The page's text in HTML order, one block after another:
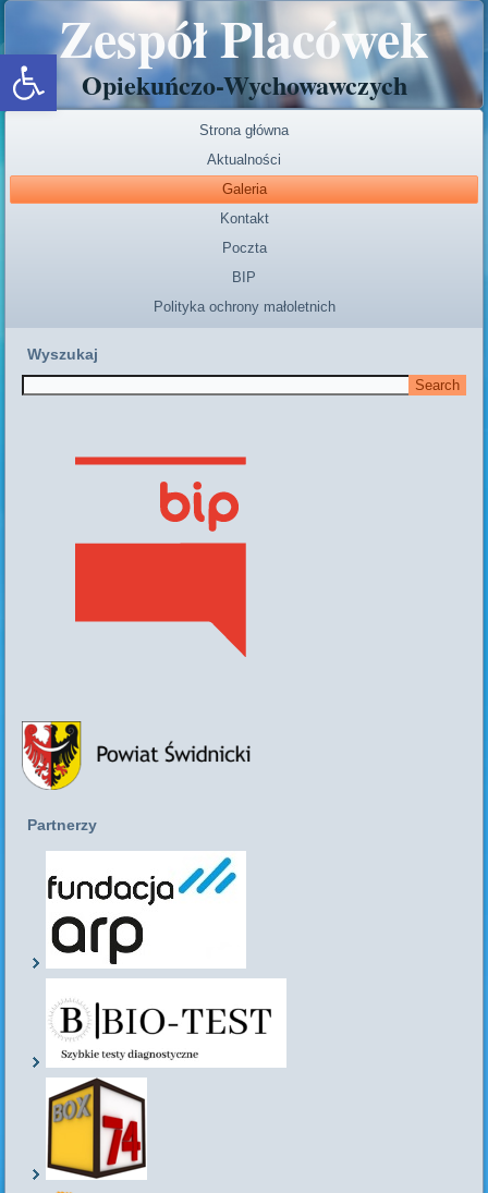
Open toolbarZespół Placówek
Opiekuńczo-Wychowawczych
Strona główna
Aktualności
Galeria
Kontakt
Poczta
BIP
Polityka ochrony małoletnich
Wyszukaj
Partnerzy